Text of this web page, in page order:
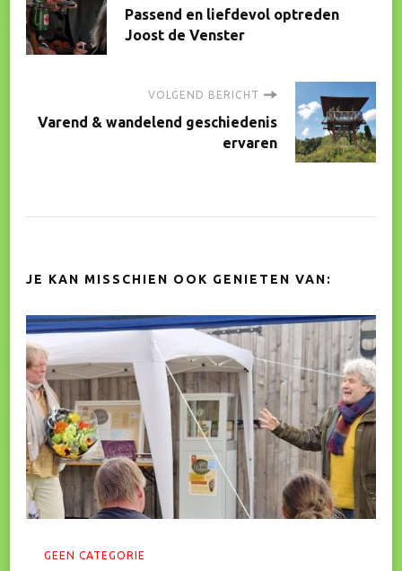
navigatie
Passend en liefdevol optreden
Joost de Venster
VOLGEND BERICHT
Varend & wandelend geschiedenis
ervaren
JE KAN MISSCHIEN OOK GENIETEN VAN:
GEEN CATEGORIE